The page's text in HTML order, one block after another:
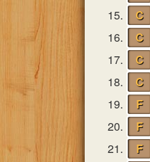
15.
C
16.
C
17.
C
18.
C
19.
F
20.
F
21.
F